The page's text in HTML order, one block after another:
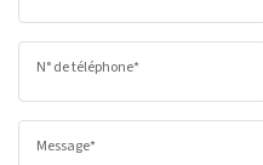
N° de téléphone*
Message*